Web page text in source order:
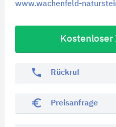
www.wachenfeld-
phone Rückruf
euro_symbol Preisanfrage